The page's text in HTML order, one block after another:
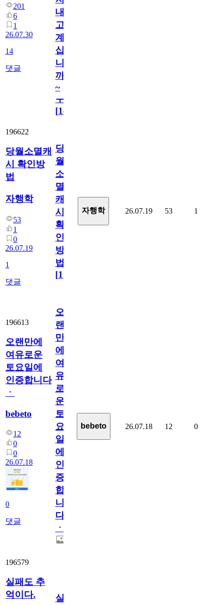
201
6
1
26.07.30
14
댓글
내
고
계
십
니
까
~
ㅜ
[14
196622
당월소멸캐
시 확인방
법
자행학
53
1
0
26.07.19
1
댓글
당
월
소
멸
캐
시
확
인
방
법
[1]
자행학 26.07.19 53 1
196613
오랜만에
여유로운
토요일에
인증합니다
ㆍ
bebeto
12
0
0
26.07.18
0
댓글
오
랜
만
에
여
유
로
운
토
요
일
에
인
증
합
니
다
ㆍ
bebeto 26.07.18 12 0
196579
실패도 추
억이다.
실